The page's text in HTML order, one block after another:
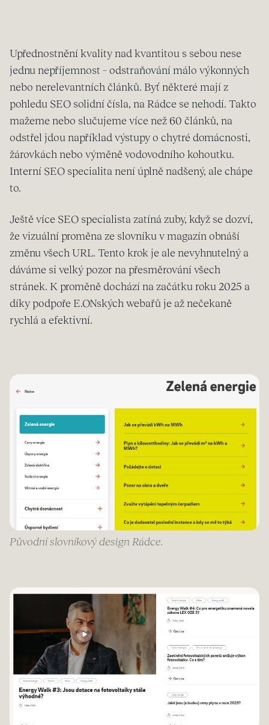
Upřednostnění kvality nad kvantitou s sebou nese
jednu nepříjemnost – odstraňování málo výkonných
nebo nerelevantních článků. Byť některé mají z
pohledu SEO solidní čísla, na Rádce se nehodí. Takto
mažeme nebo slučujeme více než 60 článků, na
odstřel jdou například výstupy o chytré domácnosti,
žárovkách nebo výměně vodovodního kohoutku.
Interní SEO specialita není úplně nadšený, ale chápe
to.
Ještě více SEO specialista zatíná zuby, když se dozví,
že vizuální proměna ze slovníku v magazín obnáší
změnu všech URL. Tento krok je ale nevyhnutelný a
dáváme si velký pozor na přesměrování všech
stránek. K proměně dochází na začátku roku 2025 a
díky podpoře E.ONských webařů je až nečekaně
rychlá a efektivní.
Původní slovníkový design Rádce.